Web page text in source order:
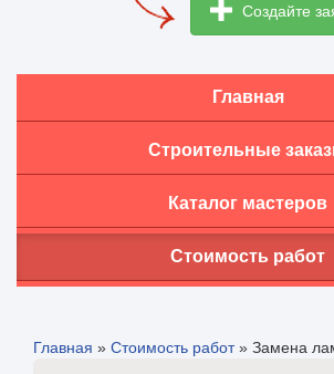
Создайте
Главная
Строительные
Каталог мастеров
Стоимость работ
Главная » Стоимость работ» Замена